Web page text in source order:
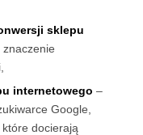
sklepu
internetowego –
Google,
docierają